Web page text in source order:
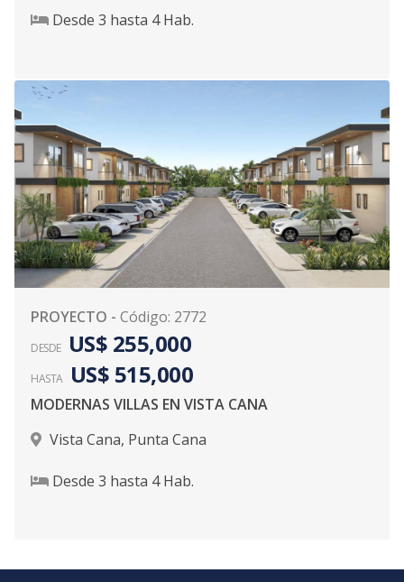
Desde 3 hasta 4Hab.
PROYECTO - Código: 2772
DESDE US$ 255,000
HASTA US$ 515,000
MODERNAS VILLAS EN VISTA CANA
Vista Cana, Punta Cana
Desde 3 hasta 4Hab.